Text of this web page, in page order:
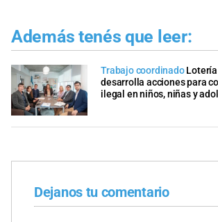
Además tenés que leer:
Trabajo coordinado Lotería
desarrolla acciones para
ilegal en niños, niñas y
Dejanos tu comentario